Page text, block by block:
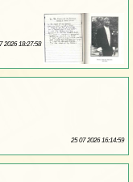
2026 18:27:58
25 07 2026 16:14:59